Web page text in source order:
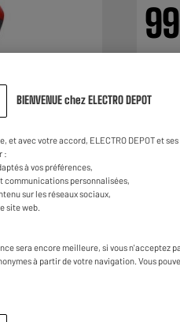
99
Dont5€
BIENVENUE chez ELECTRO DEPOT
et avec votre accord, ELECTRO DEPOT et
:
à vos préférences,
communications personnalisées,
sur les réseaux sociaux,
site web.
sera encore meilleure, si vous n'acceptez
à partir de votre navigation. Vous